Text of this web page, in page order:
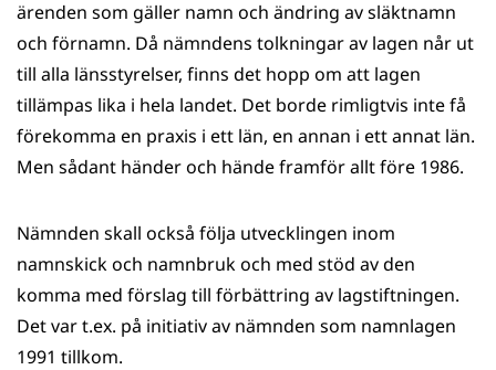
ärenden som gäller namn och ändring av släktnamn
och förnamn. Då nämndens tolkningar av lagen når ut
till alla länsstyrelser, finns det hopp om att lagen
tillämpas lika i hela landet. Det borde rimligtvis inte få
förekomma en praxis i ett län, en annan i ett annat län.
Men sådant händer och hände framför allt före 1986.
Nämnden skall också följa utvecklingen inom
namnskick och namnbruk och med stöd av den
komma med förslag till förbättring av lagstiftningen.
Det var t.ex. på initiativ av nämnden som namnlagen
1991 tillkom.